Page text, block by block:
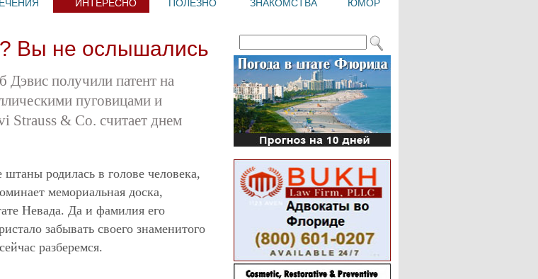
ИНТЕРЕСНО ПОЛЕЗНО ЗНАКОМСТВА ЮМОР
Вы не ослышались
Дэвис получили патент на
пуговицами и
Strauss & Co. считает днем
родилась в голове человека,
мемориальная доска,
Невада. Да и фамилия его
забывать своего знаменитого
разберемся.